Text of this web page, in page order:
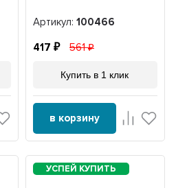
Артикул: 100466
417 561
Купить в 1 клик
в корзину